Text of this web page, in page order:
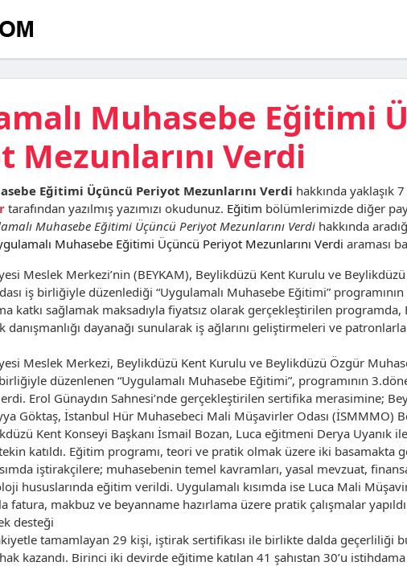
Muhasebe Eğitimi
Mezunlarını Verdi
Eğitimi Üçüncü Periyot Mezunlarını Verdi hakkında yaklaşık
tarafından yazılmış yazımızı okudunuz. Eğitim bölümlerimizde diğer
Muhasebe Eğitimi Üçüncü Periyot Mezunlarını Verdi hakkında
Muhasebe Eğitimi Üçüncü Periyot Mezunlarını Verdi araması
Meslek Merkezi’nin (BEYKAM), Beylikdüzü Kent Kurulu ve
iş birliğiyle düzenlediği “Uygulamalı Muhasebe Eğitimi”
katkı sağlamak maksadıyla fiyatsız olarak gerçekleştirilen programda,
danışmanlığı dayanağı sunularak iş ağlarını geliştirmeleri ve
Meslek Merkezi, Beylikdüzü Kent Kurulu ve Beylikdüzü Özgür
düzenlenen “Uygulamalı Muhasebe Eğitimi”, programının
Erol Günaydın Sahnesi’nde gerçekleştirilen sertifika merasimine;
Göktaş, İstanbul Hür Muhasebeci Mali Müşavirler Odası (İSMMMO)
Kent Konseyi Başkanı İsmail Bozan, Luca eğitmeni Derya Uyanık
katıldı. Eğitim programı, teori ve pratik olmak üzere iki basamakta
iştirakçilere; muhasebenin temel kavramları, yasal mevzuat,
hususlarında eğitim verildi. Uygulamalı kısımda ise Luca Mali
fatura, makbuz ve beyanname hazırlama üzere pratik çalışmalar
desteği
tamamlayan 29 kişi, iştirak sertifikası ile birlikte dalda geçerliliği
kazandı. Birinci iki devirde eğitime katılan 41 şahıstan 30’u istihdama